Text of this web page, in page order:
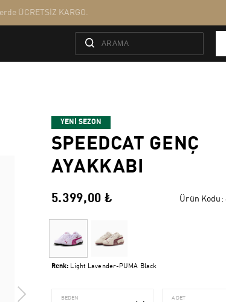
YENİ SEZON
SPEEDCAT GENÇ
AYAKKABI
5.399,00 ₺ Ürün Kodu:
Renk: Light Lavender-PUMA Black
BEDEN ADET